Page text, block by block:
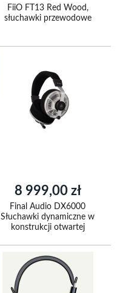
FiiO FT13 Red Wood,
słuchawki przewodowe
8 999,00 zł
Final Audio DX6000
Słuchawki dynamiczne w
konstrukcji otwartej